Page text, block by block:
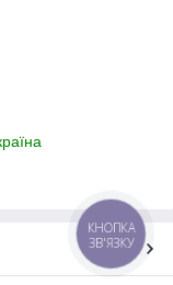
КНОПКА
ЗВ'ЯЗКУ